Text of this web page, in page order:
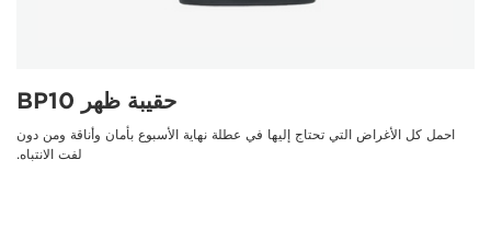
حقيبة ظهر BP10
احمل كل الأغراض التي تحتاج إليها في عطلة نهاية الأسبوع بأمان وأناقة ومن دون
لفت الانتباه.